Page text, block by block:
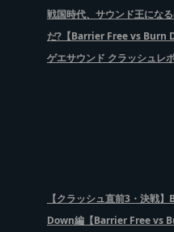
戦国時代、サウンド王にな
だ?【Barrier Free vs Burn
ゲエサウンド クラッシュレポ
【クラッシュ直前3・決戦
Down編【Barrier Free vs